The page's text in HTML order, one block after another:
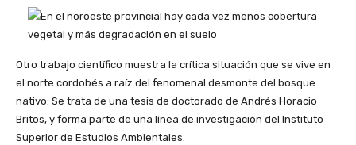
Otro trabajo científico muestra la crítica situación que se vive en
el norte cordobés a raíz del fenomenal desmonte del bosque
nativo. Se trata de una tesis de doctorado de Andrés Horacio
Britos, y forma parte de una línea de investigación del Instituto
Superior de Estudios Ambientales.